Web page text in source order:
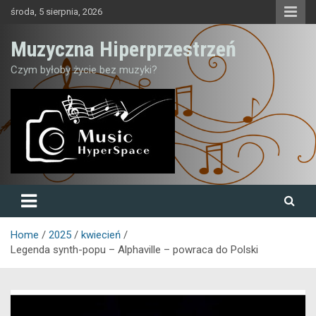
Skipśroda, 5 sierpnia, 2026
Muzyczna Hiperprzestrzeń
Czym byłoby życie bez muzyki?
Home 2025
kwiecień
Legenda synth-popu – Alphaville – powraca do Polski